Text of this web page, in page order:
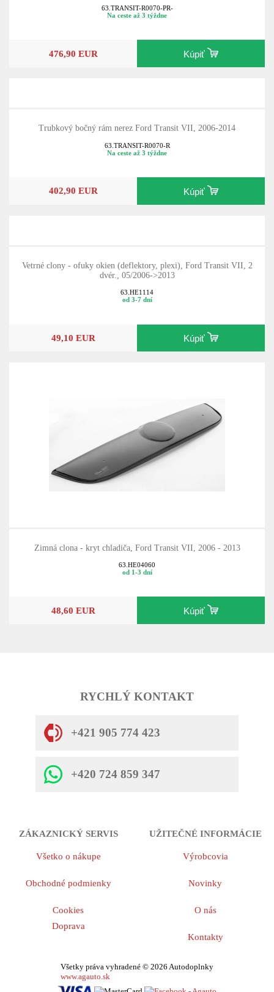
63.TRANSIT-R0070-PR-
Na ceste až 3 týždne
476,90 EUR Kúpiť
Trubkový bočný rám nerez Ford Transit VII, 2006-2014
63.TRANSIT-R0070-R
Na ceste až 3 týždne
402,90 EUR Kúpiť
Vetrné clony - ofuky okien (deflektory, plexi), Ford Transit VII, 2
dvér., 05/2006->2013
63.HE1114
od 3-7 dní
49,10 EUR Kúpiť
Zimná clona - kryt chladiča, Ford Transit VII, 2006 - 2013
63.HE04060
od 1-3 dní
48,60 EUR Kúpiť
RYCHLÝ KONTAKT
+421 905 774 423
+420 724 859 347
ZÁKAZNICKÝ SERVIS
Všetko o nákupe
Obchodné podmienky
Cookies
Doprava
UŽITEČNÉ INFORMÁCIE
Výrobcovia
Novinky
O nás
Kontakty
Všetky práva vyhradené © 2026 Autodoplnky
www.agauto.sk